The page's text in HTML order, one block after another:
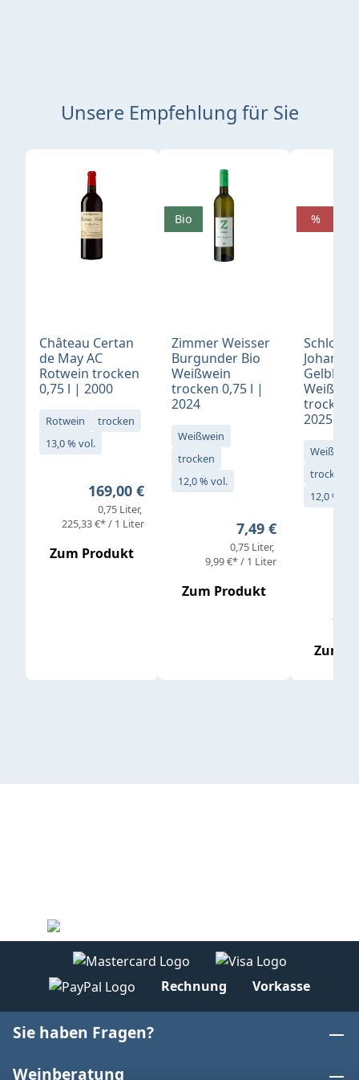
Unsere Empfehlung für Sie
Produktgalerie überspringen
Château Certan
de May AC
Rotwein trocken
0,75 l | 2000
Rotwein
trocken
13,0 % vol.
Regulärer Preis:
169,00 €
0,75 Liter
225,33 €* / 1 Liter
Zum Produkt
Zimmer Weisser
Burgunder Bio
Weißwein
trocken 0,75 l |
2024
Weißwein
trocken
12,0 % vol.
Regulärer Preis:
7,49 €
0,75 Liter
9,99 €* / 1 Liter
Zum Produkt
Bio
Schloß
Gelblack
trocken
2025
Weißwein
trocken
12,0 % vol.
Zum
%
Rechnung Vorkasse
Sie haben Fragen?
Weinberatung